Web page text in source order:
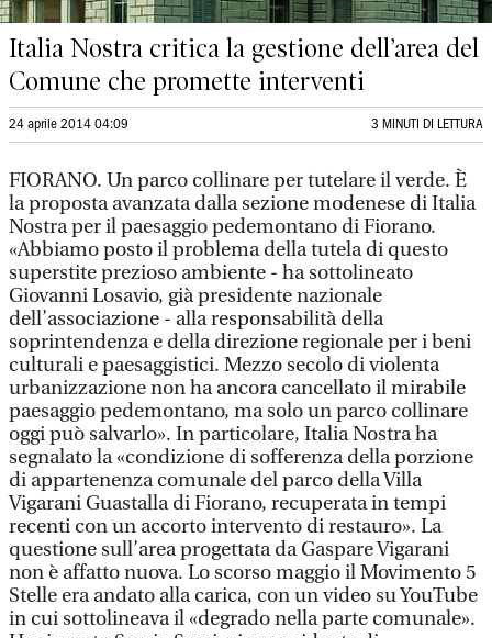
Italia Nostra critica la gestione dell’area del
Comune che promette interventi
24 aprile 2014 04:09 3 MINUTI DI LETTURA
FIORANO. Un parco collinare per tutelare il verde. È
la proposta avanzata dalla sezione modenese di Italia
Nostra per il paesaggio pedemontano di Fiorano.
«Abbiamo posto il problema della tutela di questo
superstite prezioso ambiente - ha sottolineato
Giovanni Losavio, già presidente nazionale
dell’associazione - alla responsabilità della
soprintendenza e della direzione regionale per i beni
culturali e paesaggistici. Mezzo secolo di violenta
urbanizzazione non ha ancora cancellato il mirabile
paesaggio pedemontano, ma solo un parco collinare
oggi può salvarlo». In particolare, Italia Nostra ha
segnalato la «condizione di sofferenza della porzione
di appartenenza comunale del parco della Villa
Vigarani Guastalla di Fiorano, recuperata in tempi
recenti con un accorto intervento di restauro». La
questione sull’area progettata da Gaspare Vigarani
non è affatto nuova. Lo scorso maggio il Movimento 5
Stelle era andato alla carica, con un video su YouTube
in cui sottolineava il «degrado nella parte comunale».